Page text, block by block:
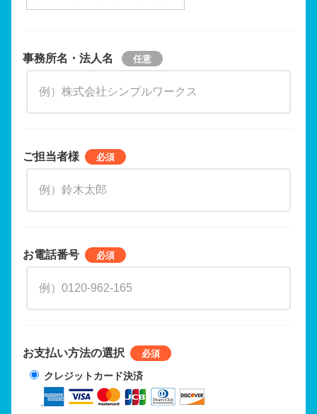
事務所名・法人名
ご担当者様
お電話番号
お支払い方法の選択
クレジットカード決済